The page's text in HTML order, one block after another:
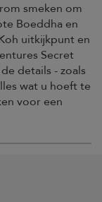
smeken om
Boeddha en
uitkijkpunt en
Secret
details - zoals
wat u hoeft te
voor een